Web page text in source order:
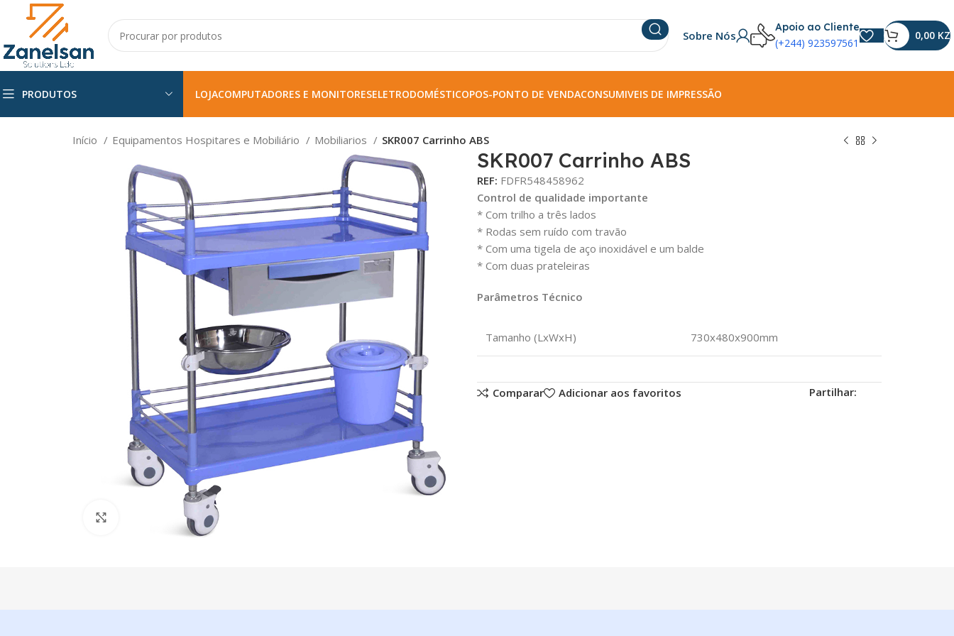
Sobre Nós
Apoio ao Cliente
(+244) 923597561
0,00 KZ
PRODUTOS LOJACOMPUTADORES E MONITORESELETRODOMÉSTICOPOS-PONTO DE VENDACONSUMIVEIS DE IMPRESSÃO
Início Equipamentos Hospitares e Mobiliário Mobiliarios SKR007 Carrinho ABS
Click para aumentar
SKR007 Carrinho ABS
REF: FDFR548458962
Control de qualidade importante
* Com trilho a três lados
* Rodas sem ruído com travão
* Com uma tigela de aço inoxidável e um balde
* Com duas prateleiras
Parâmetros Técnico
Tamanho (LxWxH) 730x480x900mm
Comparar Adicionar aos favoritos Partilhar: